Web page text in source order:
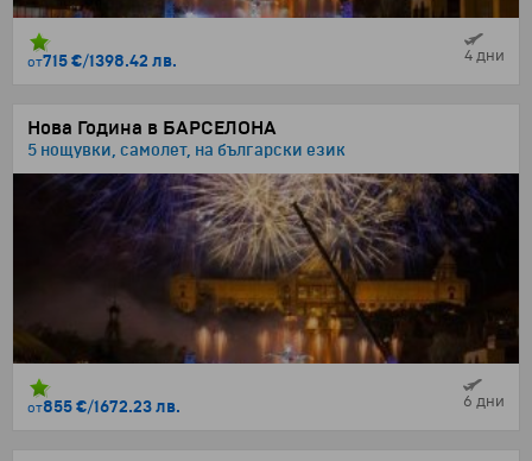
от715 €/1398.42 лв. 4 дни
Нова Година в БАРСЕЛОНА
5 нощувки, самолет, на български език
от855 €/1672.23 лв. 6 дни